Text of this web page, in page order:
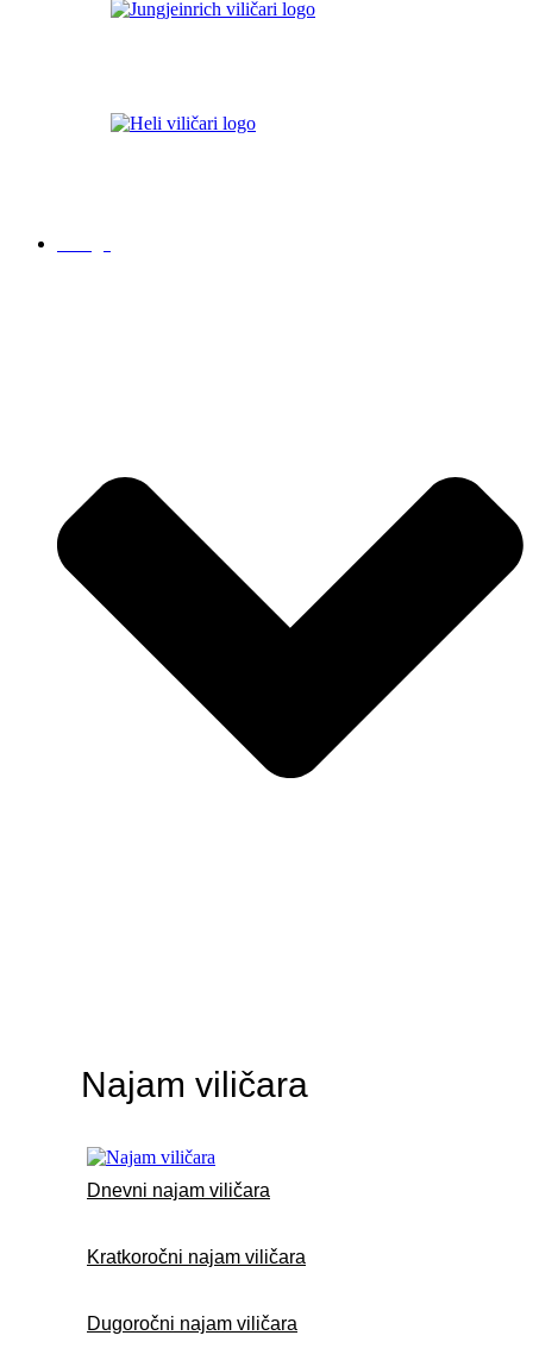
Najam viličara
Dnevni najam viličara
Kratkoročni najam viličara
Dugoročni najam viličara